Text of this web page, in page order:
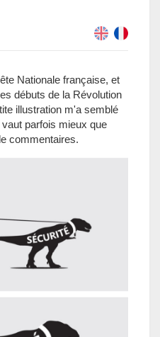
Nationale française, et
débuts de la Révolution
illustration m'a semblé
parfois mieux que
commentaires.